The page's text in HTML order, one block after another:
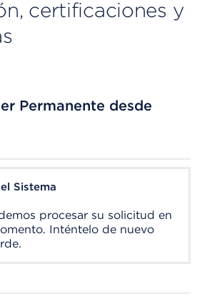
certificaciones y
Permanente desde
Sistema
procesar su solicitud en
Inténtelo de nuevo